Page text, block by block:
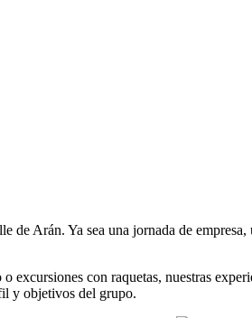
Arán. Ya sea una jornada de
excursiones con raquetas, nuestras
y objetivos del grupo.